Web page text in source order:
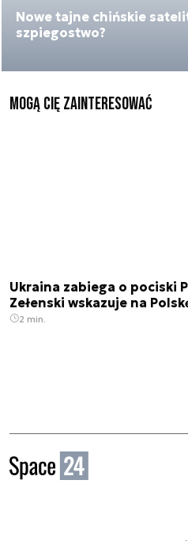
Nowe tajne chińskie
szpiegostwo?
Mogą Cię zainteresować
Ukraina zabiega o pociski
Zełenski wskazuje na
2 min.